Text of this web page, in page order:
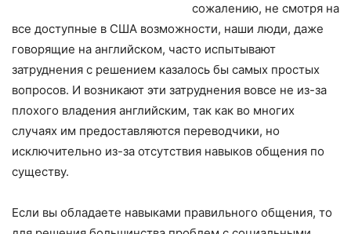
сожалению, не смотря на
все доступные в США возможности, наши люди, даже
говорящие на английском, часто испытывают
затруднения с решением казалось бы самых простых
вопросов. И возникают эти затруднения вовсе не из-за
плохого владения английским, так как во многих
случаях им предоставляются переводчики, но
исключительно из-за отсутствия навыков общения по
существу.
Если вы обладаете навыками правильного общения, то